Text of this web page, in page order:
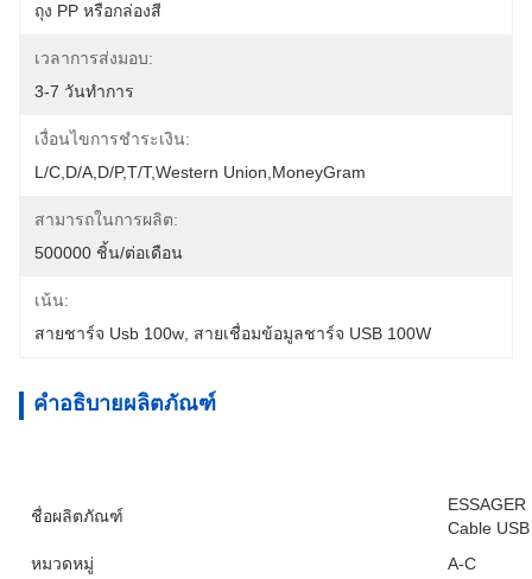
ถุง PP หรือกล่องสี
เวลาการส่งมอบ:
3-7 วันทำการ
เงื่อนไขการชำระเงิน:
L/C,D/A,D/P,T/T,Western Union,MoneyGram
สามารถในการผลิต:
500000 ชิ้น/ต่อเดือน
เน้น:
สายชาร์จ Usb 100w สายเชื่อมข้อมูลชาร์จ USB 100W
คำอธิบายผลิตภัณฑ์
ชื่อผลิตภัณฑ์
Cable
หมวดหมู่
A-C